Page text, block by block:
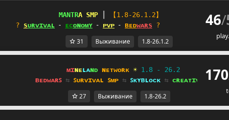
MANTRA SMP
【1.8-26.1.2】
? sᴜʀᴠɪᴠᴀʟ ⁃ ᴇᴄᴏɴᴏᴍʏ ⁃ ᴘᴠᴘ ⁃ ʙᴇᴅᴡᴀʀs ? 46/
31 Выживание 1.8-26.1.2
ᴍɪɴᴇʟᴀɴᴅ ɴᴇᴛᴡᴏʀᴋ ☀ 1.8 - 26.2
ʙᴇᴅᴡᴀʀꜱ ⇆ ꜱᴜʀᴠɪᴠᴀʟ ꜱᴍᴘ ⇆ ꜱᴋʏʙʟᴏᴄᴋ ⇆ ᴄʀᴇᴀᴛɪᴠᴇ⁺ 170
27 Выживание 1.8-26.2